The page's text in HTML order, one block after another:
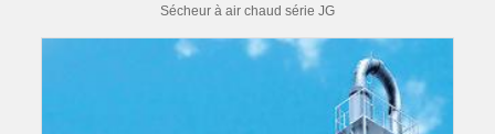
Sécheur à air chaud série JG